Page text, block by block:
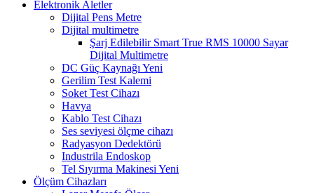
Elektronik Aletler
Dijital Pens Metre
Dijital multimetre
Şarj Edilebilir Smart True RMS 10000 Sayar
Dijital Multimetre
DC Güç Kaynağı Yeni
Gerilim Test Kalemi
Soket Test Cihazı
Havya
Kablo Test Cihazı
Ses seviyesi ölçme cihazı
Radyasyon Dedektörü
Industrila Endoskop
Tel Sıyırma Makinesi Yeni
Ölçüm Cihazları